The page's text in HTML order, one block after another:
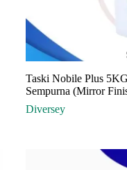
Taski Nobile Plus
Sempurna (Mirror
Diversey